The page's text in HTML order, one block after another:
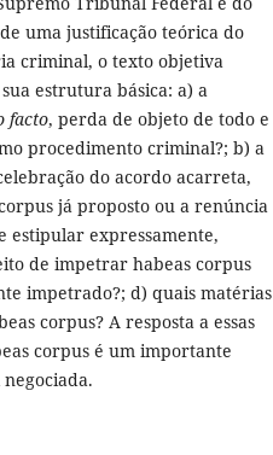
uma justificação teórica do
criminal, o texto objetiva
estrutura básica: a) a
facto, perda de objeto de todo e
procedimento criminal?; b) a
do acordo acarreta,
já proposto ou a renúncia
estipular expressamente,
de impetrar habeas corpus
impetrado?; d) quais matérias
corpus? A resposta a essas
corpus é um importante